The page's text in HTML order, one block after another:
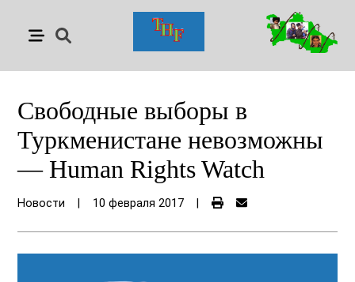
Свободные выборы в
Туркменистане невозможны
— Human Rights Watch
Новости 10 февраля 2017